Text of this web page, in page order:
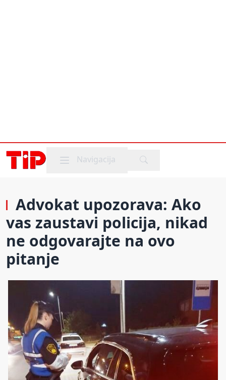
Mobile menu
Navigacija
Advokat upozorava: Ako
vas zaustavi policija, nikad
ne odgovarajte na ovo
pitanje